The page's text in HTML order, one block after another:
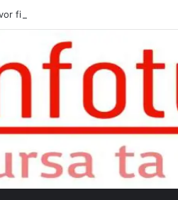
fi alături de cetățenii care vor lua